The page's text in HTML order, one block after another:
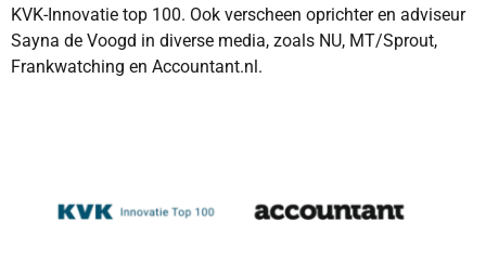
KVK-Innovatie top 100. Ook verscheen oprichter en adviseur
Sayna de Voogd in diverse media, zoals NU, MT/Sprout,
Frankwatching en Accountant.nl.